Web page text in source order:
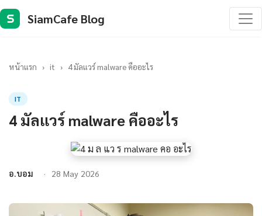
S SiamCafe Blog
หน้าแรก › it › 4 มัลแวร์ malware คืออะไร
IT
4 มัลแวร์ malware คืออะไร
อ.บอม 28 May 2026